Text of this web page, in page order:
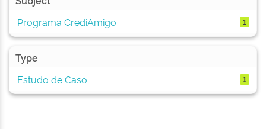
Programa CrediAmigo
1
Type
Estudo de Caso
1